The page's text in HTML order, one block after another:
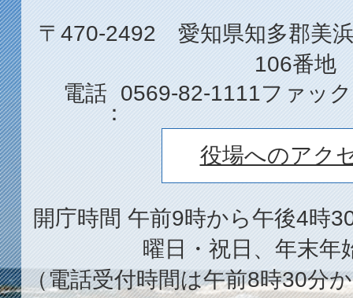
〒470-2492 愛知県知多郡美
106番地
電話
0569-82-1111ファッ
役場へのアク
開庁時間 午前9時から午後4時
曜日・祝日、年末年
（電話受付時間は午前8時30分